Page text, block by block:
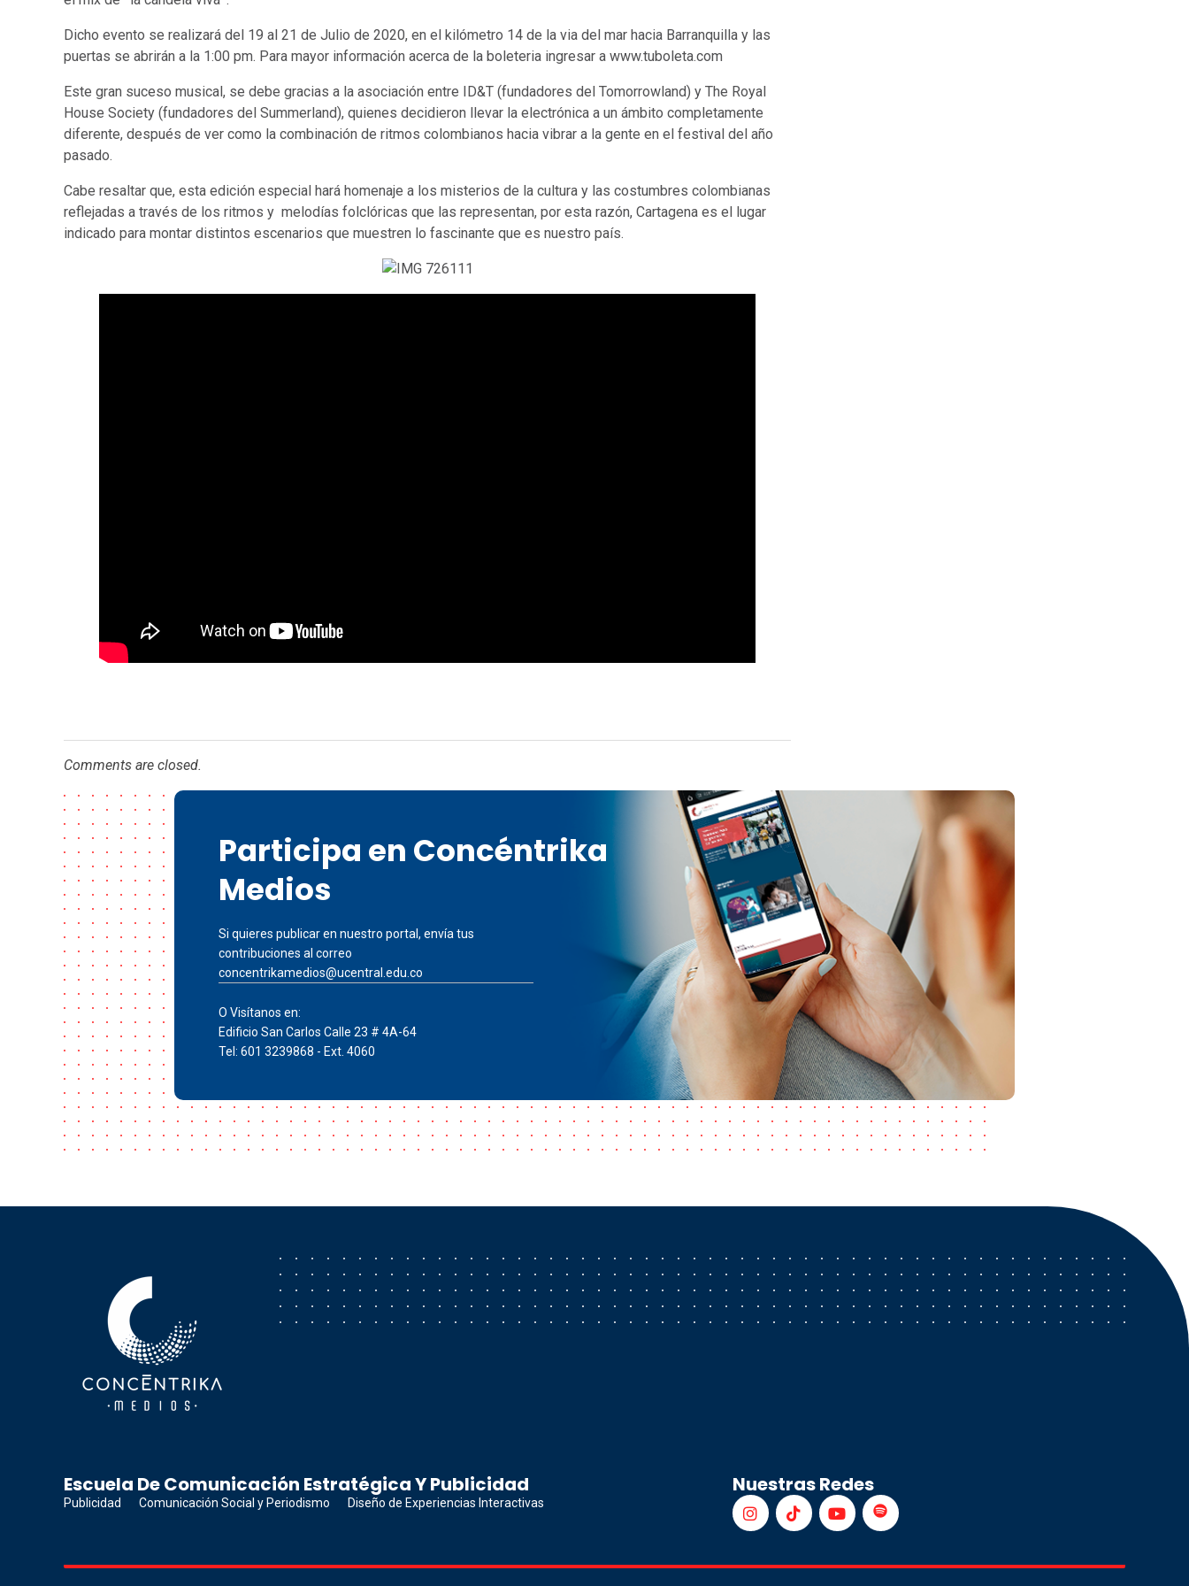
Dicho evento se realizará del 19 al 21 de Julio de 2020, en el kilómetro 14 de la via del mar hacia Barranquilla y las
puertas se abrirán a la 1:00 pm. Para mayor información acerca de la boleteria ingresar a www.tuboleta.com
Este gran suceso musical, se debe gracias a la asociación entre ID&T (fundadores del Tomorrowland) y The Royal
House Society (fundadores del Summerland), quienes decidieron llevar la electrónica a un ámbito completamente
diferente, después de ver como la combinación de ritmos colombianos hacia vibrar a la gente en el festival del año
pasado.
Cabe resaltar que, esta edición especial hará homenaje a los misterios de la cultura y las costumbres colombianas
reflejadas a través de los ritmos y melodías folclóricas que las representan, por esta razón, Cartagena es el lugar
indicado para montar distintos escenarios que muestren lo fascinante que es nuestro país.
Comments are closed.
Participa en Concéntrika
Medios
Si quieres publicar en nuestro portal, envía tus
contribuciones al correo
concentrikamedios@ucentral.edu.co
O Visítanos en:
Edificio San Carlos Calle 23 # 4A-64
Tel: 601 3239868 - Ext. 4060
Escuela De Comunicación Estratégica Y Publicidad
Publicidad Comunicación Social y Periodismo Diseño de Experiencias Interactivas
Nuestras Redes